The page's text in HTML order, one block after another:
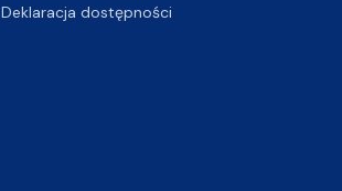
Deklaracja dostępności